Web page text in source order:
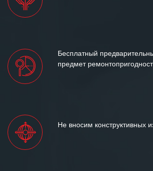
Бесплатный
предмет
Не вносим конструктивных